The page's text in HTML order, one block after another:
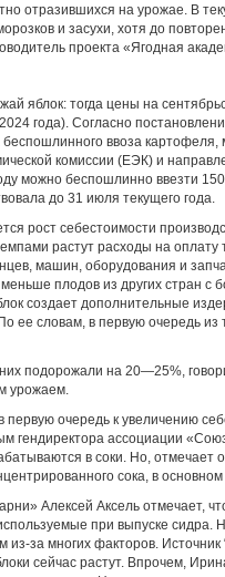
отразившихся на урожае. В
и засухи, хотя до
проекта «Ягодная
яблок: тогда цены на
года). Согласно
ввоза
комиссии (ЕЭК) и
можно беспошлинно ввезти
до 31 июля текущего года.
рост себестоимости
растут расходы на оплату
машин, оборудования и
плодов из других стран
создает дополнительные
ее словам, в первую очередь из
подорожали на 20—25%,
урожаем.
очередь к увеличению
гендиректора ассоциации
в соки. Но, отмечает
сока, в
Алексей Аксель отмечает,
при выпуске сидра.
из-за многих факторов.
сейчас растут. Впрочем,